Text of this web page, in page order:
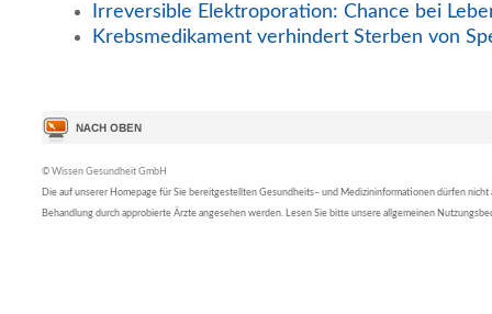
Irreversible Elektroporation: Chance bei
Krebsmedikament verhindert Sterben von
© Wissen Gesundheit GmbH
Die auf unserer Homepage für Sie bereitgestellten Gesundheits– und Medizininformationen dürfen nicht
Behandlung durch approbierte Ärzte angesehen werden. Lesen Sie bitte unsere allgemeinen